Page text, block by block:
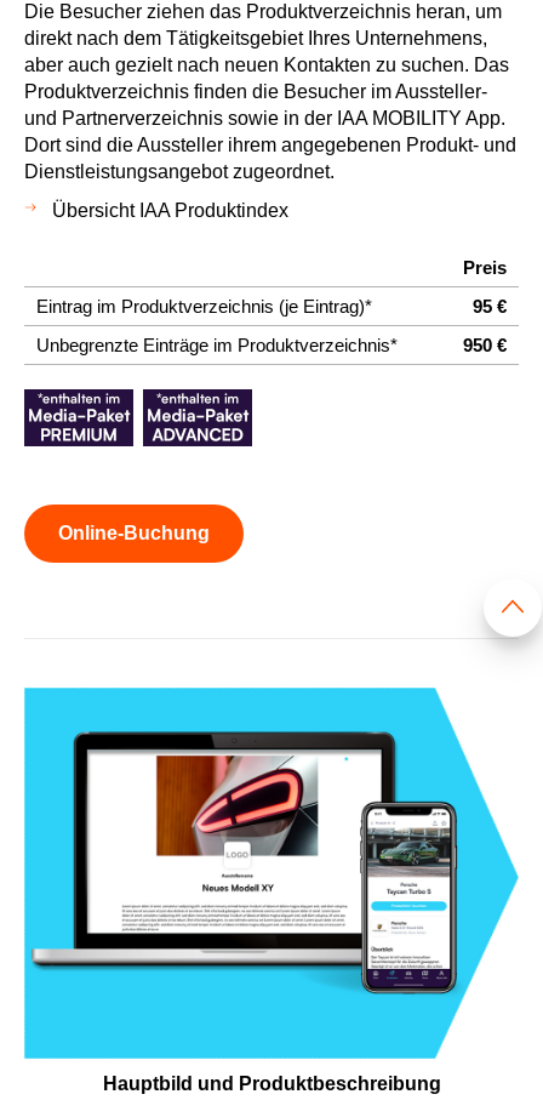
Die Besucher ziehen das Produktverzeichnis heran, um
direkt nach dem Tätigkeitsgebiet Ihres Unternehmens,
aber auch gezielt nach neuen Kontakten zu suchen. Das
Produktverzeichnis finden die Besucher im Aussteller-
und Partnerverzeichnis sowie in der IAA MOBILITY App.
Dort sind die Aussteller ihrem angegebenen Produkt- und
Dienstleistungsangebot zugeordnet.
Übersicht IAA Produktindex
Preis
Eintrag im Produktverzeichnis (je Eintrag)*
95 €
Unbegrenzte Einträge im Produktverzeichnis*
950 €
Online-Buchung
Hauptbild und Produktbeschreibung